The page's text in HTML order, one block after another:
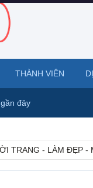
TRANG - LÀM ĐẸP -
đây
THÀNH VIÊN